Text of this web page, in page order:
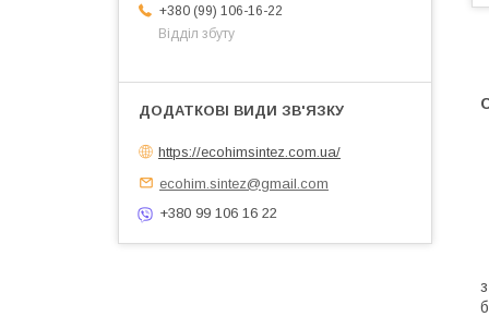
+380 (99) 106-16-22
Відділ збуту
https://ecohimsintez.com.ua/
ecohim.sintez@gmail.com
+380 99 106 16 22